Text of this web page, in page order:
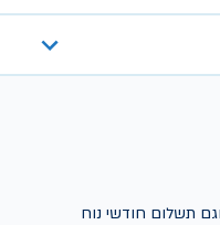
תשלום חודשי נוח